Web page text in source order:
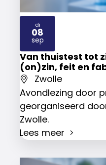
Van thuistest tot
(on)zin, feit en
Zwolle
Avondlezing door
georganiseerd
Zwolle.
Lees meer
di
08
sep
2026